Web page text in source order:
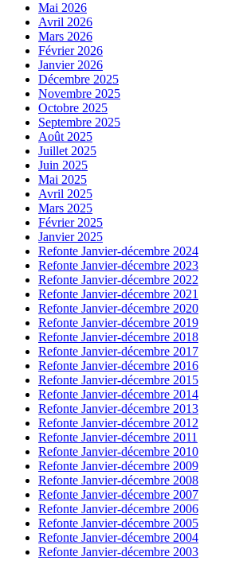
Mai 2026
Avril 2026
Mars 2026
Février 2026
Janvier 2026
Décembre 2025
Novembre 2025
Octobre 2025
Septembre 2025
Août 2025
Juillet 2025
Juin 2025
Mai 2025
Avril 2025
Mars 2025
Février 2025
Janvier 2025
Refonte Janvier-décembre 2024
Refonte Janvier-décembre 2023
Refonte Janvier-décembre 2022
Refonte Janvier-décembre 2021
Refonte Janvier-décembre 2020
Refonte Janvier-décembre 2019
Refonte Janvier-décembre 2018
Refonte Janvier-décembre 2017
Refonte Janvier-décembre 2016
Refonte Janvier-décembre 2015
Refonte Janvier-décembre 2014
Refonte Janvier-décembre 2013
Refonte Janvier-décembre 2012
Refonte Janvier-décembre 2011
Refonte Janvier-décembre 2010
Refonte Janvier-décembre 2009
Refonte Janvier-décembre 2008
Refonte Janvier-décembre 2007
Refonte Janvier-décembre 2006
Refonte Janvier-décembre 2005
Refonte Janvier-décembre 2004
Refonte Janvier-décembre 2003